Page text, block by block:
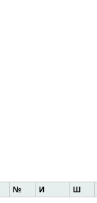
№ И Ш